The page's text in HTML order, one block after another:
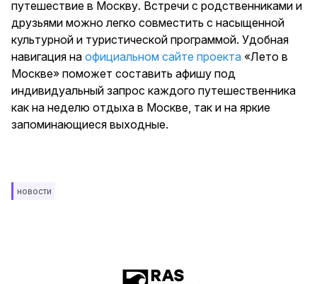
путешествие в Москву. Встречи с родственниками и
друзьями можно легко совместить с насыщенной
культурной и туристической программой. Удобная
навигация на официальном сайте проекта «Лето в
Москве» поможет составить афишу под
индивидуальный запрос каждого путешественника
как на неделю отдыха в Москве, так и на яркие
запоминающиеся выходные.
новости